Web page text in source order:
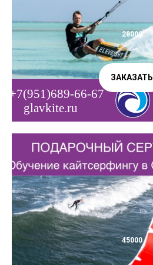
28000
ЗАКАЗАТЬ
45000